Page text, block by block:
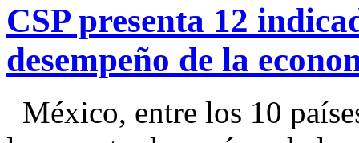
CSP presenta 12
desempeño de la
México, entre los 10